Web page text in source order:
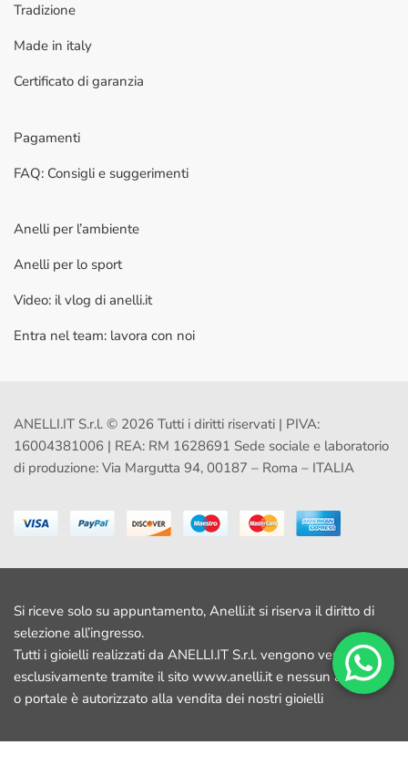
Tradizione
Made in italy
Certificato di garanzia
Pagamenti
FAQ: Consigli e suggerimenti
Anelli per l’ambiente
Anelli per lo sport
Video: il vlog di anelli.it
Entra nel team: lavora con noi
ANELLI.IT S.r.l. © 2026 Tutti i diritti riservati | PIVA:
16004381006 | REA: RM 1628691 Sede sociale e laboratorio
di produzione: Via Margutta 94, 00187 – Roma – ITALIA
Si riceve solo su appuntamento, Anelli.it si riserva il diritto di
selezione all’ingresso.
Tutti i gioielli realizzati da ANELLI.IT S.r.l. vengono venduti
esclusivamente tramite il sito www.anelli.it e nessun altro sito
o portale è autorizzato alla vendita dei nostri gioielli